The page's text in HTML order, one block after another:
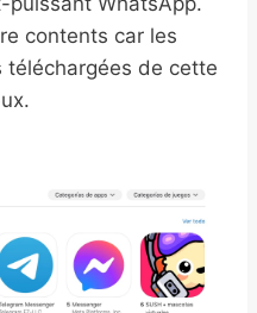
contents car les
téléchargées de cette